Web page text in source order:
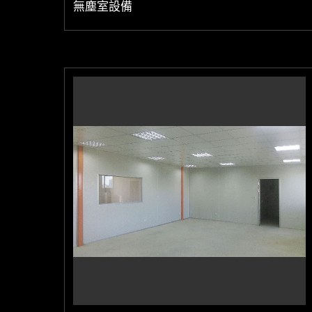
無塵室設備